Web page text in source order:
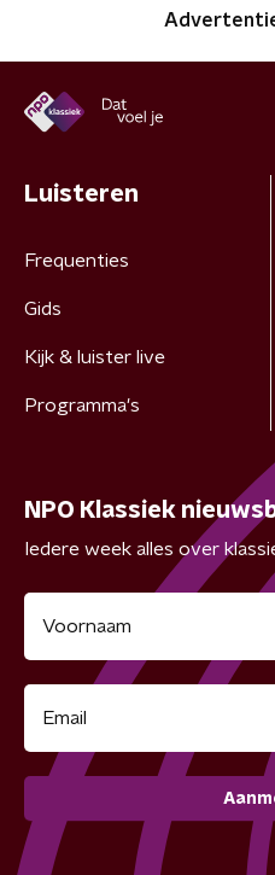
Luisteren
Frequenties
Gids
Kijk & luister live
Programma's
NPO Klassiek
Iedere week alles over